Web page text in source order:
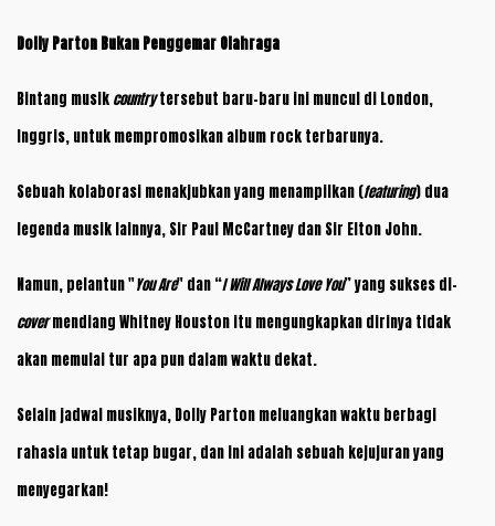
Dolly Parton Bukan Penggemar Olahraga
Bintang musik countrytersebut baru-baru ini muncul di London,
Inggris, untuk mempromosikan album rock terbarunya.
Sebuah kolaborasi menakjubkan yang menampilkan (featuring) dua
legenda musik lainnya, Sir Paul McCartney dan Sir Elton John.
Namun, pelantun "You Are" dan “I Will Always Love You” yang sukses di-
covermendiang Whitney Houston itu mengungkapkan dirinya tidak
akan memulai tur apa pun dalam waktu dekat.
Selain jadwal musiknya, Dolly Parton meluangkan waktu berbagi
rahasia untuk tetap bugar, dan ini adalah sebuah kejujuran yang
menyegarkan!